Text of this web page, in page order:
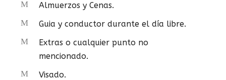
Almuerzos y Cenas.
Guia y conductor durante el día libre.
Extras o cualquier punto no
mencionado.
Visado.